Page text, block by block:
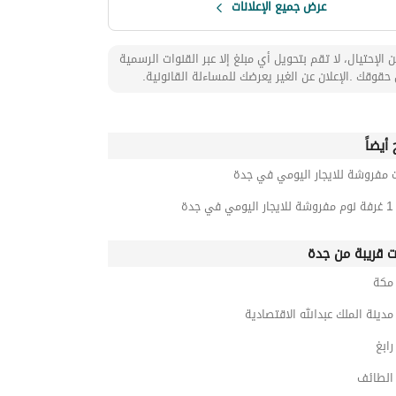
عرض جميع الإعلانات
الإحتيال، لا تقم بتحويل أي مبلغ إلا عبر القنوات الرسمية
.الإعلان عن الغير يعرضك للمساءلة القانونية.
مفروشة للايجار اليومي في جدة
قريبة من جدة
الملك عبدالله الاقتصادية